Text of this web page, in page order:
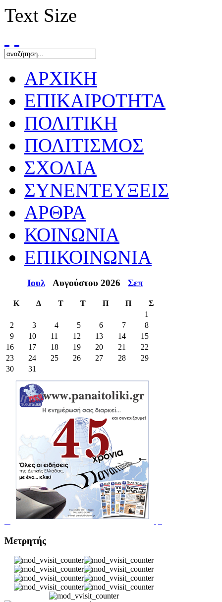
Text Size
ΑΡΧΙΚΗ
ΕΠΙΚΑΙΡΟΤΗΤΑ
ΠΟΛΙΤΙΚΗ
ΠΟΛΙΤΙΣΜΟΣ
ΣΧΟΛΙΑ
ΣΥΝΕΝΤΕΥΞΕΙΣ
ΑΡΘΡΑ
ΚΟΙΝΩΝΙΑ
ΕΠΙΚΟΙΝΩΝΙΑ
Ιουλ Αυγούστου 2026 Σεπ
Κ Δ Τ Τ Π Π
Σ
1
2
3 4 5 6 7
8
9
10 11 12 13 14
15
16
17 18 19 20 21
22
23
24 25 26 27 28
29
30
31
Μετρητής